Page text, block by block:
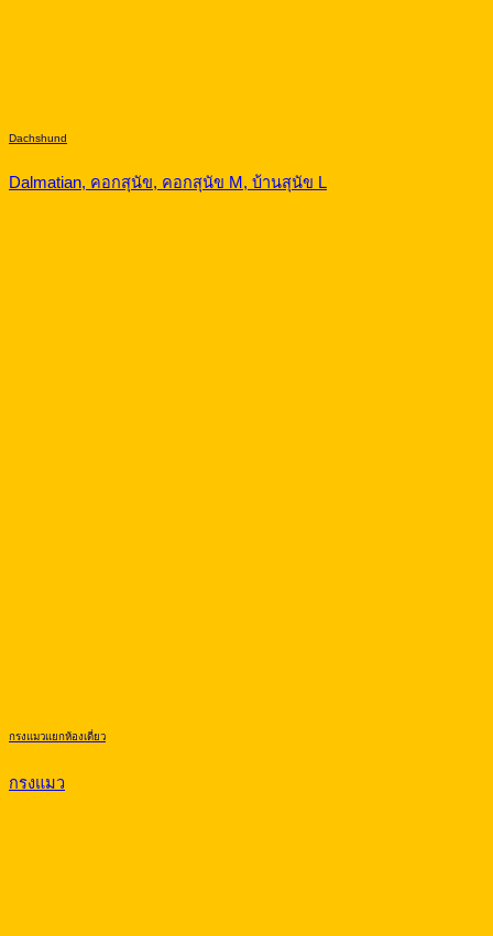
Dachshund
Dalmatian, คอกสุนัข, คอกสุนัข M, บ้านสุนัข L
กรงแมวแยกห้องเดี่ยว
กรงแมว